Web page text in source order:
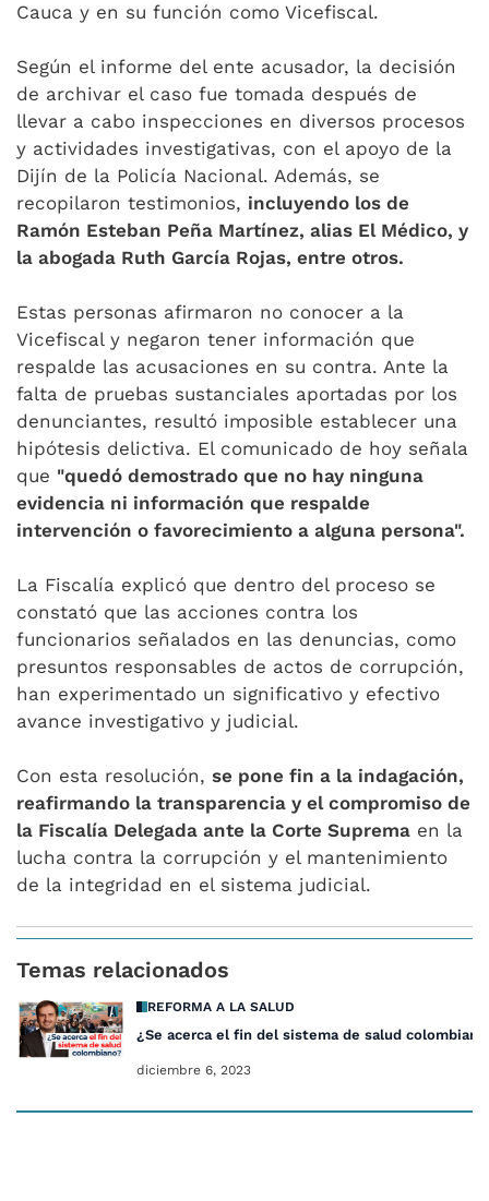
Cauca y en su función como Vicefiscal.
Según el informe del ente acusador, la decisión
de archivar el caso fue tomada después de
llevar a cabo inspecciones en diversos procesos
y actividades investigativas, con el apoyo de la
Dijín de la Policía Nacional. Además, se
recopilaron testimonios, incluyendo los de
Ramón Esteban Peña Martínez, alias El Médico, y
la abogada Ruth García Rojas, entre otros.
Estas personas afirmaron no conocer a la
Vicefiscal y negaron tener información que
respalde las acusaciones en su contra. Ante la
falta de pruebas sustanciales aportadas por los
denunciantes, resultó imposible establecer una
hipótesis delictiva. El comunicado de hoy señala
que "quedó demostrado que no hay ninguna
evidencia ni información que respalde
intervención o favorecimiento a alguna persona".
La Fiscalía explicó que dentro del proceso se
constató que las acciones contra los
funcionarios señalados en las denuncias, como
presuntos responsables de actos de corrupción,
han experimentado un significativo y efectivo
avance investigativo y judicial.
Con esta resolución, se pone fin a la indagación,
reafirmando la transparencia y el compromiso de
la Fiscalía Delegada ante la Corte Suprema en la
lucha contra la corrupción y el mantenimiento
de la integridad en el sistema judicial.
Temas relacionados
REFORMA A LA SALUD
¿Se acerca el fin del sistema de salud
diciembre 6, 2023